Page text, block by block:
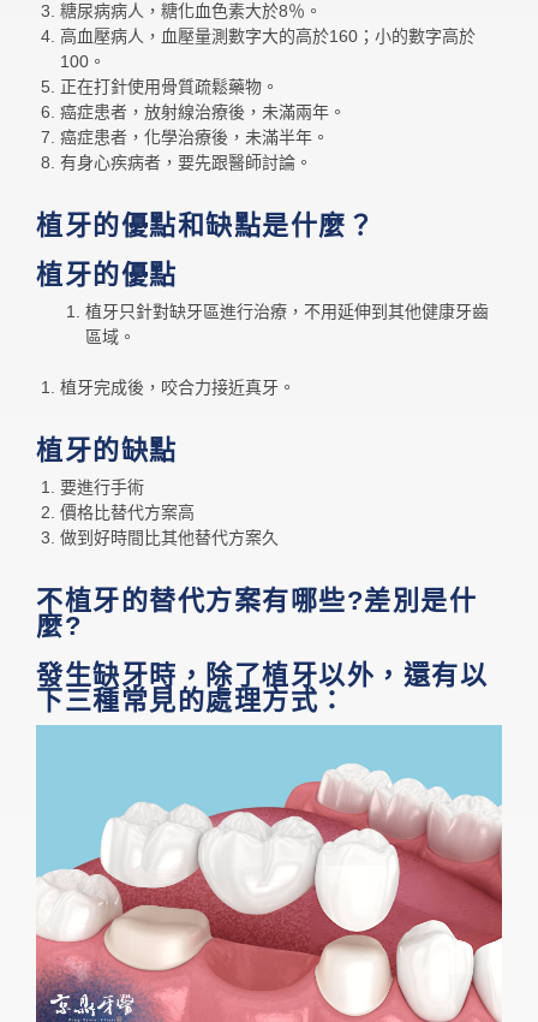
糖尿病病人，糖化血色素大於8％。
高血壓病人，血壓量測數字大的高於160；小的數字高於
100。
正在打針使用骨質疏鬆藥物。
癌症患者，放射線治療後，未滿兩年。
癌症患者，化學治療後，未滿半年。
有身心疾病者，要先跟醫師討論。
植牙的優點和缺點是什麼？
植牙的優點
植牙只針對缺牙區進行治療，不用延伸到其他健康牙齒
區域。
植牙完成後，咬合力接近真牙。
植牙的缺點
要進行手術
價格比替代方案高
做到好時間比其他替代方案久
不植牙的替代方案有哪些?差別是什
麼?
發生缺牙時，除了植牙以外，還有以
下三種常見的處理方式：